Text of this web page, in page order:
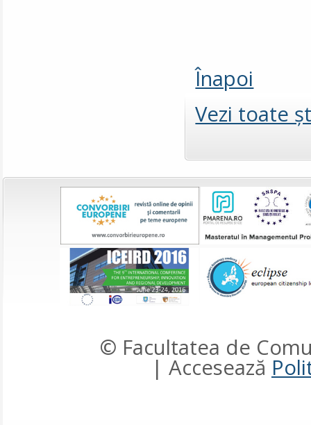
Înapoi
Vezi toate
© Facultatea de
| Accesează